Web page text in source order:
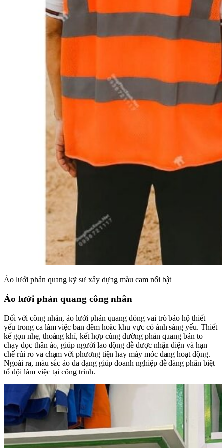
Áo lưới phản quang kỹ sư xây dựng màu cam nổi bật
Áo lưới phản quang công nhân
Đối với công nhân, áo lưới phản quang đóng vai trò bảo hộ thiết
yếu trong ca làm việc ban đêm hoặc khu vực có ánh sáng yếu. Thiết
kế gọn nhẹ, thoáng khí, kết hợp cùng đường phản quang bản to
chạy dọc thân áo, giúp người lao động dễ được nhận diện và hạn
chế rủi ro va chạm với phương tiện hay máy móc đang hoạt động.
Ngoài ra, màu sắc áo đa dạng giúp doanh nghiệp dễ dàng phân biệt
tổ đội làm việc tại công trình.